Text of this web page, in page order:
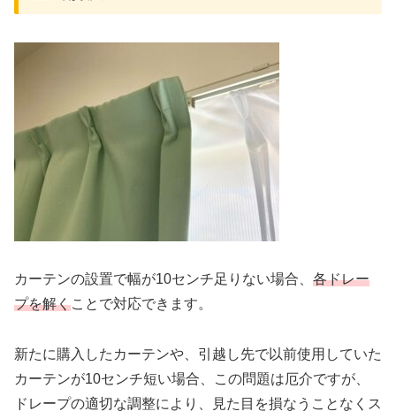
カーテンの設置で幅が10センチ足りない場合、 各ドレー
プを解くことで対応できます。
新たに購入したカーテンや、引越し先で以前使用していた
カーテンが10センチ短い場合、この問題は厄介ですが、
ドレープの適切な調整により、見た目を損なうことなくス